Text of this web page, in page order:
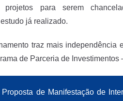
para serem
já realizado.
traz mais independência
de Parceria de Investimentos
de Manifestação de